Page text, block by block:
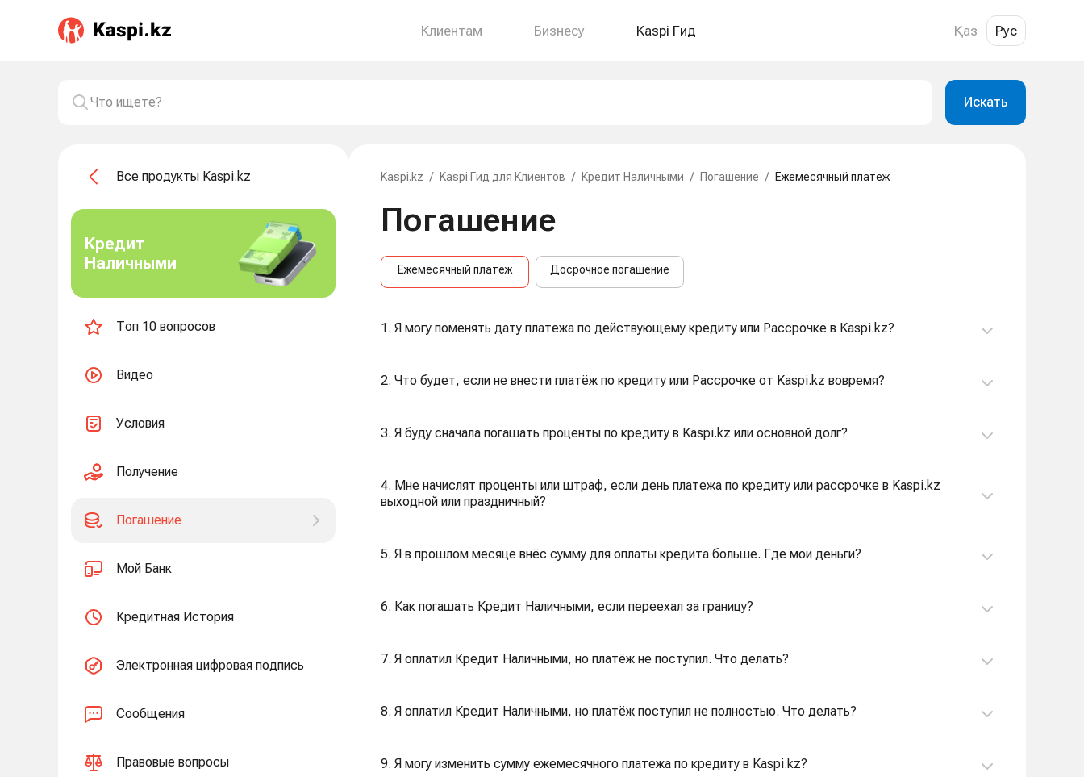
Клиентам Бизнесу Kaspi Гид Қаз Рус
Искать
Все продукты Kaspi.kz
Кредит
Наличными
Топ 10 вопросов
Видео
Условия
Получение
Погашение
Мой Банк
Кредитная История
Электронная цифровая подпись
Сообщения
Правовые вопросы
Kaspi.kz / Kaspi Гид для Клиентов / Кредит Наличными / Погашение / Ежемесячный платеж
Погашение
Ежемесячный платеж Досрочное погашение
1. Я могу поменять дату платежа по действующему кредиту или Рассрочке в Kaspi.kz?
2. Что будет, если не внести платёж по кредиту или Рассрочке от Kaspi.kz вовремя?
3. Я буду сначала погашать проценты по кредиту в Kaspi.kz или основной долг?
4. Мне начислят проценты или штраф, если день платежа по кредиту или рассрочке в Kaspi.kz
выходной или праздничный?
5. Я в прошлом месяце внёс сумму для оплаты кредита больше. Где мои деньги?
6. Как погашать Кредит Наличными, если переехал за границу?
7. Я оплатил Кредит Наличными, но платёж не поступил. Что делать?
8. Я оплатил Кредит Наличными, но платёж поступил не полностью. Что делать?
9. Я могу изменить сумму ежемесячного платежа по кредиту в Kaspi.kz?